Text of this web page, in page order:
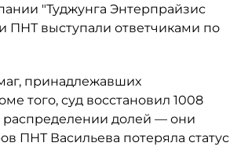
"Туджунга Энтерпрайзис
ПНТ выступали ответчиками по
принадлежавших
того, суд восстановил 1008
долей — они
ПНТ Васильева потеряла статус